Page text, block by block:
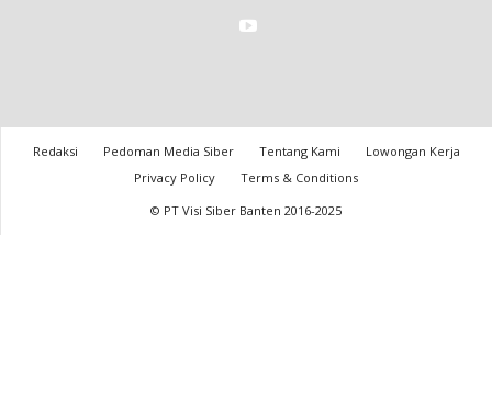
Redaksi Pedoman Media Siber Tentang Kami
Lowongan Kerja
Privacy Policy
Terms & Conditions
© PT Visi Siber Banten 2016-2025